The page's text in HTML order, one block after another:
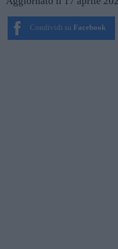
Condividi su Facebook